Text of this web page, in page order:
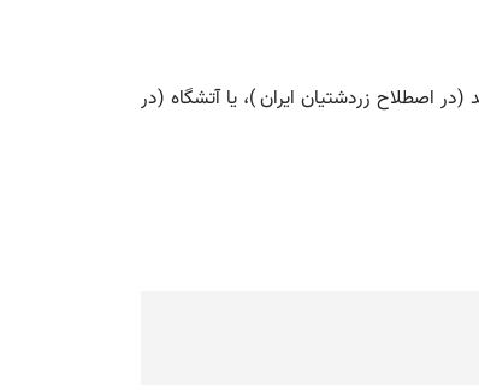
زردشتیان ایران )، یا آتشگاه (در